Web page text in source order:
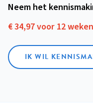
Neem het
€ 34,97 voor 12
IK WIL